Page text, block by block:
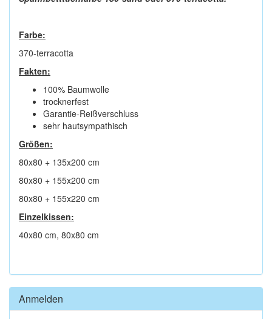
Farbe:
370-terracotta
Fakten:
100% Baumwolle
trocknerfest
Garantie-Reißverschluss
sehr hautsympathisch
Größen:
80x80 + 135x200 cm
80x80 + 155x200 cm
80x80 + 155x220 cm
Einzelkissen:
40x80 cm, 80x80 cm
Anmelden